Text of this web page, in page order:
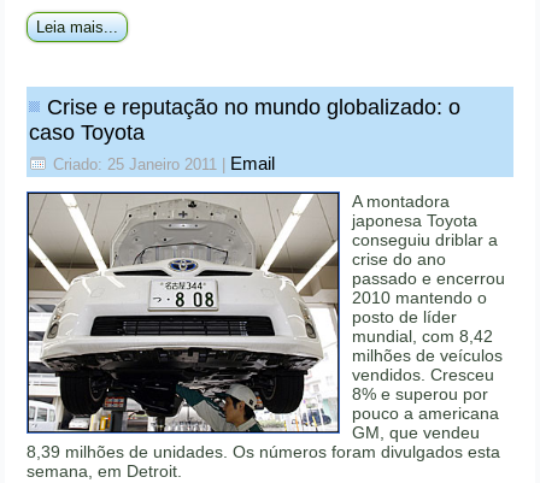
Leia mais...
Crise e reputação no mundo globalizado: o
caso Toyota
Criado: 25 Janeiro 2011 Email
A montadora
japonesa Toyota
conseguiu driblar a
crise do ano
passado e encerrou
2010 mantendo o
posto de líder
mundial, com 8,42
milhões de veículos
vendidos. Cresceu
8% e superou por
pouco a americana
GM, que vendeu
8,39 milhões de unidades. Os números foram divulgados esta
semana, em Detroit.